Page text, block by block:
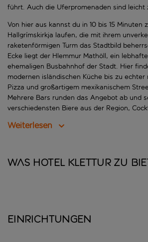
führt. Auch die Uferpromenaden sind leicht
Von hier aus kannst du in 10 bis 15 Minuten
Hallgrímskirkja laufen, die mit ihrem
raketenförmigen Turm das Stadtbild
Ecke liegt der Hlemmur Mathöll, ein
ehemaligen Busbahnhof der Stadt. Hier
modernen isländischen Küche bis zu
Pizza und großartigem mexikanischem
Mehrere Bars runden das Angebot ab und
verschiedensten Biere aus der Region,
Weiterlesen
Was Hotel Klettur zu
Einrichtungen